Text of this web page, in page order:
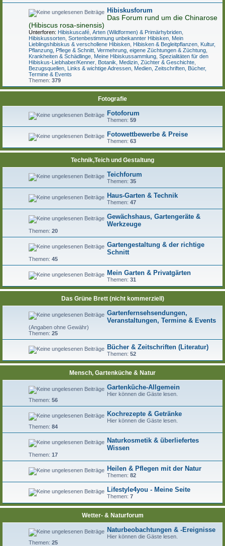
Hibiskusforum
Das Forum rund um die Chinarose
(Hibiscus rosa-sinensis)
Unterforen: Hibiskuscafé Arten (Wildformen) & Primärhybriden
Hibiskussorten Sortenbestimmung unbekannter Hibisken Mein
Lieblingshibiskus & verschollene Hibisken Hibisken & Begleitpflanzen Kultur,
Pflanzung, Pflege & Schnitt Vermehrung, eigene Züchtungen & Züchtung
Krankheiten & Schädlinge Meine Hibiskussammlung Spezialitäten für den
Hibiskus-Liebhaber/Kenner Botanik, Medizin, Züchter & Geschichte
Bezugsquellen, Links & wichtige Adressen Medien, Zeitschriften, Bücher,
Termine & Events
Themen: 379
Fotografie
Fotoforum
Themen: 59
Fotowettbewerbe & Preise
Themen: 63
Technik,Teich und Gestaltung
Teichforum
Themen: 35
Haus-Garten & Technik
Themen: 47
Gewächshaus, Gartengeräte &
Werkzeuge
Themen: 20
Gartengestaltung & der richtige
Schnitt
Themen: 45
Mein Garten & Privatgärten
Themen: 31
Das Grüne Brett (nicht kommerziell)
Gartenfernsehsendungen,
Veranstaltungen, Termine & Events
(Angaben ohne Gewähr)
Themen: 25
Bücher & Zeitschriften (Literatur)
Themen: 52
Mensch, Gartenküche & Natur
Gartenküche-Allgemein
Hier können die Gäste lesen.
Themen: 56
Kochrezepte & Getränke
Hier können die Gäste lesen.
Themen: 84
Naturkosmetik & überliefertes
Wissen
Themen: 17
Heilen & Pflegen mit der Natur
Themen: 82
Lifestyle4you - Meine Seite
Themen: 7
Wetter- & Naturforum
Naturbeobachtungen & -Ereignisse
Hier können die Gäste lesen.
Themen: 25